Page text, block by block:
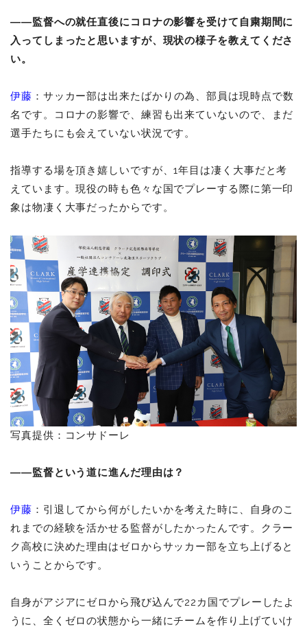
――監督への就任直後にコロナの影響を受けて自粛期間に
入ってしまったと思いますが、現状の様子を教えてくださ
い。
伊藤 ：サッカー部は出来たばかりの為、部員は現時点で数
名です。コロナの影響で、練習も出来ていないので、まだ
選手たちにも会えていない状況です。
指導する場を頂き嬉しいですが、1年目は凄く大事だと考
えています。現役の時も色々な国でプレーする際に第一印
象は物凄く大事だったからです。
写真提供：コンサドーレ
――監督という道に進んだ理由は？
伊藤 ：引退してから何がしたいかを考えた時に、自身のこ
れまでの経験を活かせる監督がしたかったんです。クラー
ク高校に決めた理由はゼロからサッカー部を立ち上げると
いうことからです。
自身がアジアにゼロから飛び込んで22カ国でプレーしたよ
うに、全くゼロの状態から一緒にチームを作り上げていけ